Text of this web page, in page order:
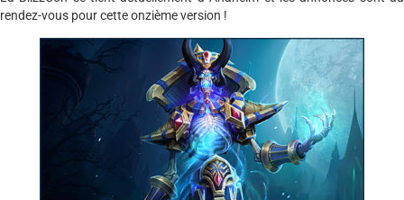
rendez-vous pour cette onzième version !